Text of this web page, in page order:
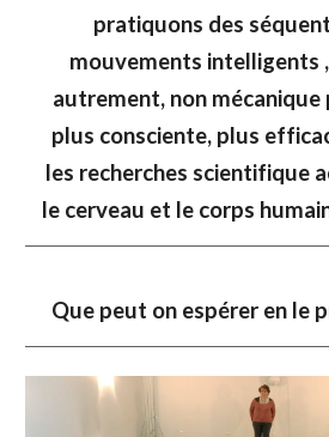
pratiquons des
mouvements intelligents
autrement, non mécanique
plus consciente, plus
les recherches scientifique
le cerveau et le corps
Que peut on espérer en le